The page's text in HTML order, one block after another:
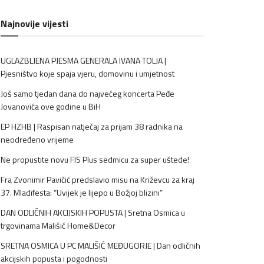
Najnovije vijesti
UGLAZBLJENA PJESMA GENERALA IVANA TOLJA |
Pjesništvo koje spaja vjeru, domovinu i umjetnost
Još samo tjedan dana do najvećeg koncerta Peđe
Jovanovića ove godine u BiH
EP HZHB | Raspisan natječaj za prijam 38 radnika na
neodređeno vrijeme
Ne propustite novu FIS Plus sedmicu za super uštede!
Fra Zvonimir Pavičić predslavio misu na Križevcu za kraj
37. Mladifesta: “Uvijek je lijepo u Božjoj blizini”
DAN ODLIČNIH AKCIJSKIH POPUSTA | Sretna Osmica u
trgovinama Mališić Home&Decor
SRETNA OSMICA U PC MALIŠIĆ MEĐUGORJE | Dan odličnih
akcijskih popusta i pogodnosti